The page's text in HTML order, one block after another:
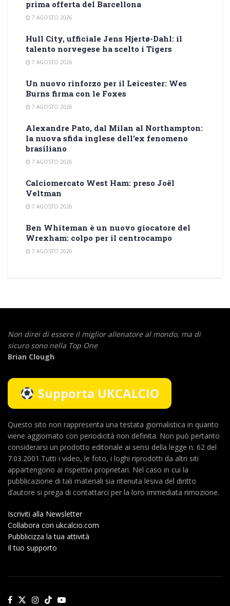
prima offerta del Barcellona
7 AGOSTO 2026
Hull City, ufficiale Jens Hjertø-Dahl: il
talento norvegese ha scelto i Tigers
7 AGOSTO 2026
Un nuovo rinforzo per il Leicester: Wes
Burns firma con le Foxes
7 AGOSTO 2026
Alexandre Pato, dal Milan al Northampton:
la nuova sfida inglese dell’ex fenomeno
brasiliano
7 AGOSTO 2026
Calciomercato West Ham: preso Joël
Veltman
7 AGOSTO 2026
Ben Whiteman è un nuovo giocatore del
Wrexham: colpo per il centrocampo
7 AGOSTO 2026
Non direi di essere il miglior allenatore al mondo, ma di
sicuro sono nella Top One
Brian Clough
Supporta UKCALCIO
Questo sito non rappresenta una testata giornalistica in quanto
viene aggiornato con periodicità non definita. Non può pertanto
considerarsi un prodotto editoriale ai sensi della legge n. 62 del
7.03.2001.Tutti i video, le foto, i loghi riprodotti da altri siti
appartengono ai rispettivi proprietari. Nel caso in cui la
pubblicazione di tali materiali sia ritenuta lesiva del diritto
d’autore si prega di contattarci per la loro immediata rimozione.
Iscriviti alla Newsletter
Collabora con ukcalcio.com
Pubblicizza la tua attività
Il tuo supporto